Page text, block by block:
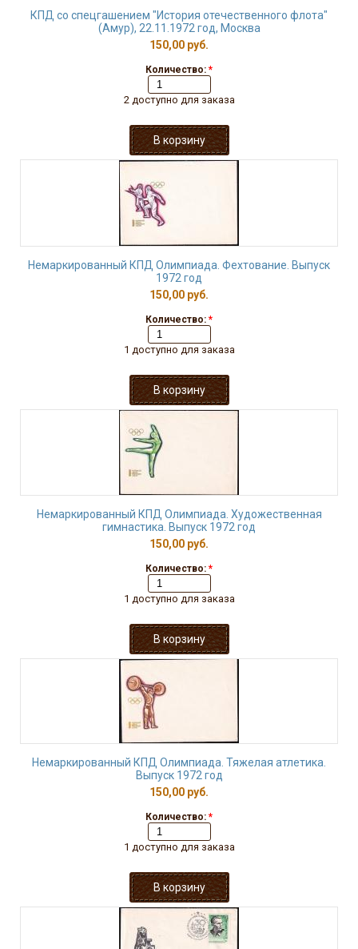
КПД со спецгашением "История отечественного флота"
(Амур), 22.11.1972 год, Москва
150,00 руб.
Количество: *
2 доступно для заказа
Немаркированный КПД Олимпиада. Фехтование. Выпуск
1972 год
150,00 руб.
Количество: *
1 доступно для заказа
Немаркированный КПД Олимпиада. Художественная
гимнастика. Выпуск 1972 год
150,00 руб.
Количество: *
1 доступно для заказа
Немаркированный КПД Олимпиада. Тяжелая атлетика.
Выпуск 1972 год
150,00 руб.
Количество: *
1 доступно для заказа